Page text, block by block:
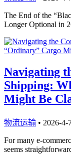
The End of the
Longer Optional in
Navigating
Shipping:
Might Be
物流运输 • 2026-4-
For many e-
seems